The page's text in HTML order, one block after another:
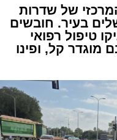
של שדרות
בעיר. חובשים
טיפול רפואי
מוגדר קל, ופינו